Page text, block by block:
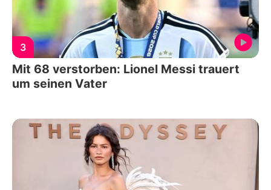
3
Mit 68 verstorben: Lionel Messi trauert
um seinen Vater